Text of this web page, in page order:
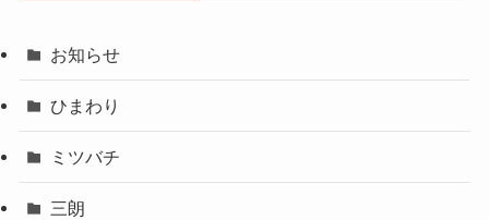
お知らせ
ひまわり
ミツバチ
三朗